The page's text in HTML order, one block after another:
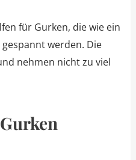
für Gurken, die wie ein
werden. Die
nehmen nicht zu viel